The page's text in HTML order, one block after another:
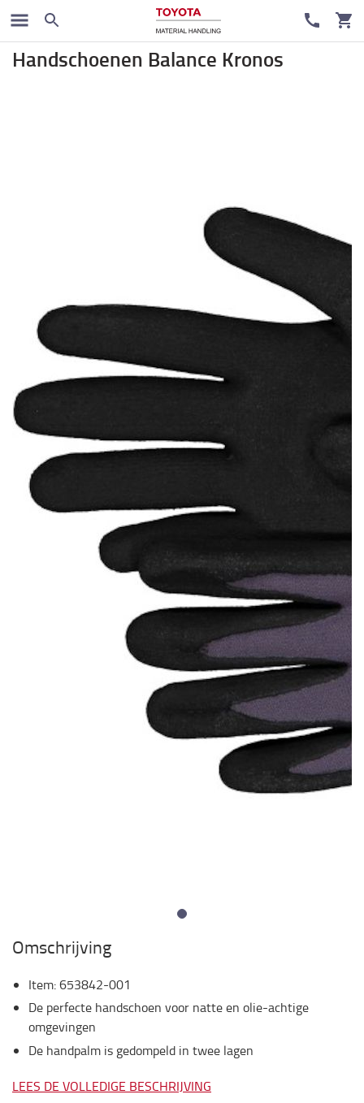
Werkkleding
Handschoenen Balance Kronos
Omschrijving
Item:653842-001
De perfecte handschoen voor natte en olie-achtige
omgevingen
De handpalm is gedompeld in twee lagen
LEES DE VOLLEDIGE BESCHRIJVING